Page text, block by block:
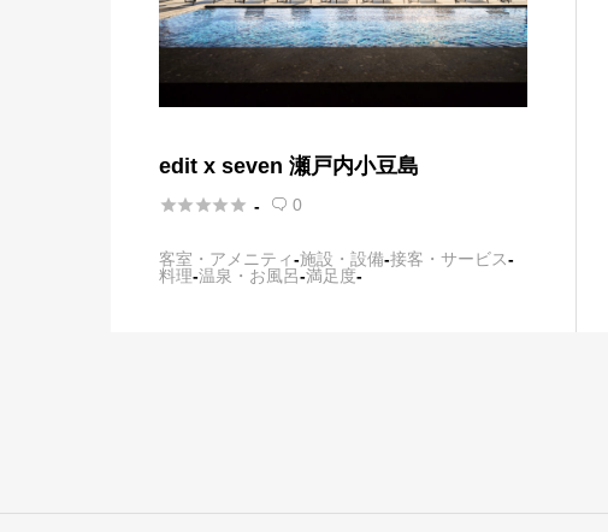
edit x seven 瀬戸内小豆島
 -  0
客室・アメニティ-施設・設備-接客・サービス-
料理-温泉・お風呂-満足度-